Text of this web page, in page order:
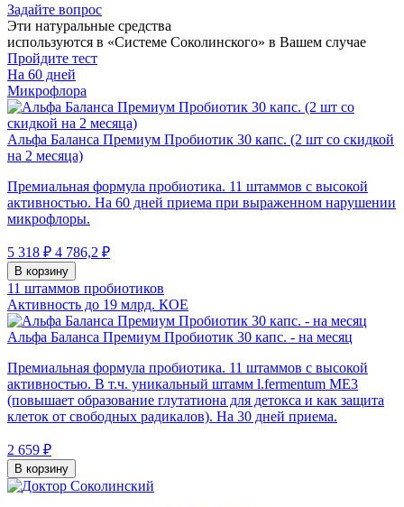
Задайте вопрос
Эти натуральные средства
используются в «Системе Соколинского» в Вашем случае
Пройдите тест
На 60 дней
Микрофлора
Альфа Баланса Премиум Пробиотик 30 капс. (2 шт со скидкой
на 2 месяца)
Премиальная формула пробиотика. 11 штаммов с высокой
активностью. На 60 дней приема при выраженном нарушении
микрофлоры.
5 318 ₽ 4 786,2 ₽
В корзину
11 штаммов пробиотиков
Активность до 19 млрд. КОЕ
Альфа Баланса Премиум Пробиотик 30 капс. - на месяц
Премиальная формула пробиотика. 11 штаммов с высокой
активностью. В т.ч. уникальный штамм l.fermentum МЕ3
(повышает образование глутатиона для детокса и как защита
клеток от свободных радикалов). На 30 дней приема.
2 659 ₽
В корзину